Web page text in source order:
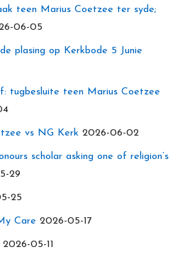
teen Marius Coetzee ter syde;
06-05
plasing op Kerkbode 5 Junie
tugbesluite teen Marius Coetzee
vs NG Kerk 2026-06-02
scholar asking one of religion’s
29
25
Care 2026-05-17
2026-05-11